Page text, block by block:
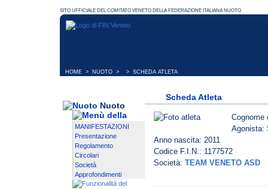
HOME > NUOTO > > SCHEDA ATLETA
Nuoto
MANIFESTAZIONI
Presentazione
Regolamento
Circolari
Società
Approfondimenti
Scheda Atleta
Agonista:
Anno nascita: 2011
Codice F.I.N.: 1177572
Società: TEAM VENETO ASD